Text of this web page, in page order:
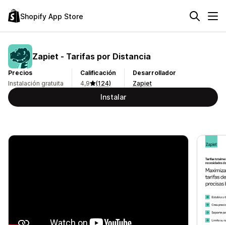
Shopify App Store
Zapiet ‑ Tarifas por Distancia
Precios
Instalación gratuita
Calificación
4,9
(124)
Desarrollador
Zapiet
Instalar